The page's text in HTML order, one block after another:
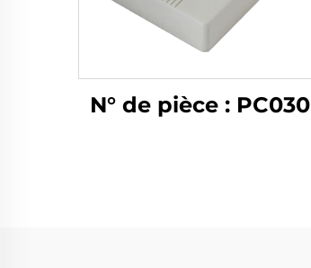
N° de pièce : PC030